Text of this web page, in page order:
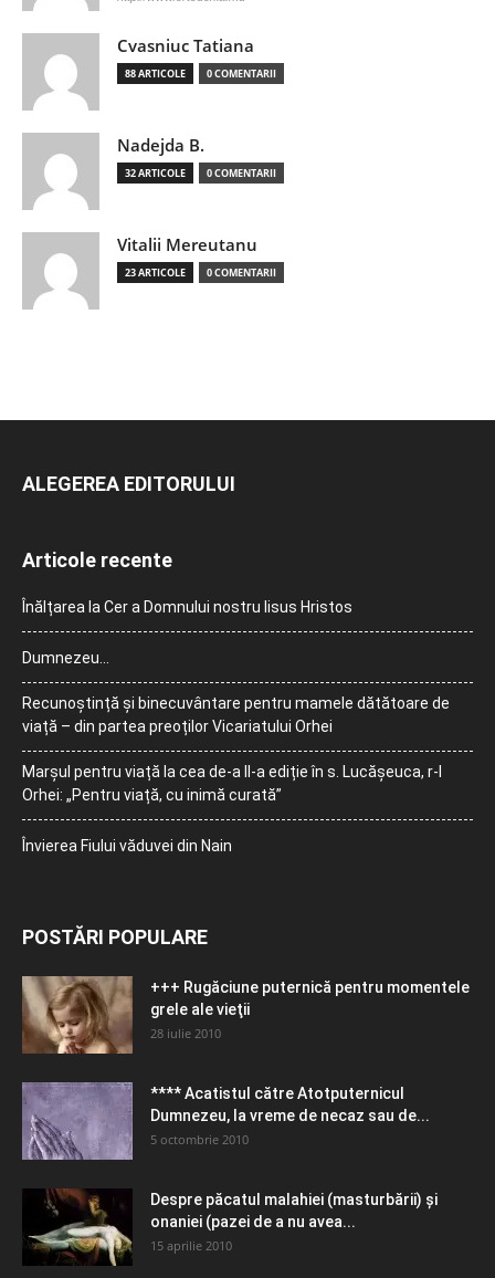
Cvasniuc Tatiana
88 ARTICOLE 0 COMENTARII
Nadejda B.
32 ARTICOLE 0 COMENTARII
Vitalii Mereutanu
23 ARTICOLE 0 COMENTARII
ALEGEREA EDITORULUI
Articole recente
Înălțarea la Cer a Domnului nostru Iisus Hristos
Dumnezeu…
Recunoștință și binecuvântare pentru mamele dătătoare de
viață – din partea preoților Vicariatului Orhei
Marșul pentru viață la cea de-a II-a ediție în s. Lucășeuca, r-l
Orhei: „Pentru viață, cu inimă curată”
Învierea Fiului văduvei din Nain
POSTĂRI POPULARE
+++ Rugăciune puternică pentru momentele
grele ale vieţii
28 iulie 2010
**** Acatistul către Atotputernicul
Dumnezeu, la vreme de necaz sau de...
5 octombrie 2010
Despre păcatul malahiei (masturbării) şi
onaniei (pazei de a nu avea...
15 aprilie 2010